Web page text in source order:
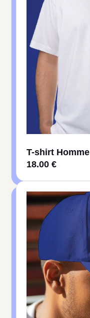
T-shirt Homme
18.00 €